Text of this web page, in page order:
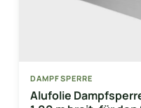
DAMPFSPERRE
Alufolie